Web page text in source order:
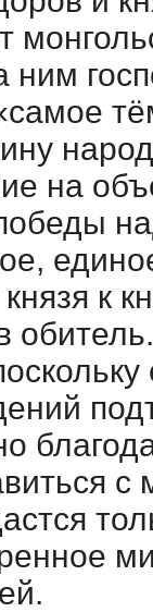
ним
на
к